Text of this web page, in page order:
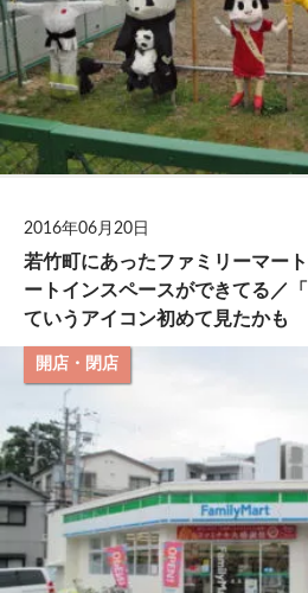
2016年06月20日
若竹町にあったファミリーマー
ートインスペースができてる／
ていうアイコン初めて見たかも
開店・閉店